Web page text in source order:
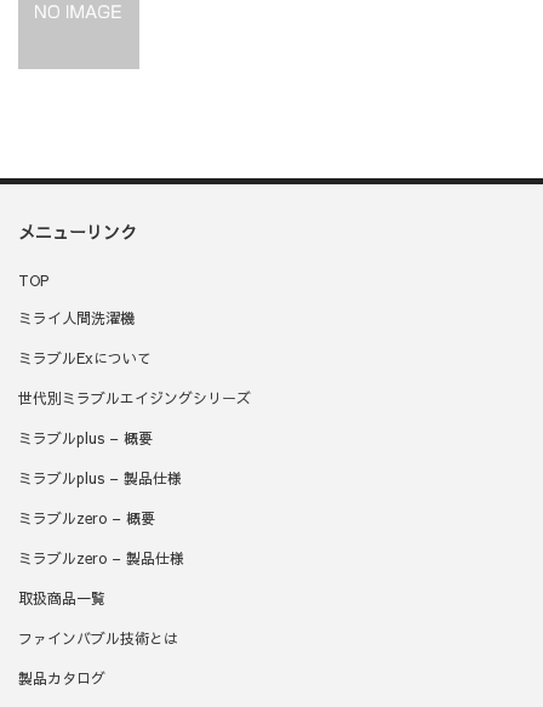
メニューリンク
TOP
ミライ人間洗濯機
ミラブルExについて
世代別ミラブルエイジングシリーズ
ミラブルplus – 概要
ミラブルplus – 製品仕様
ミラブルzero – 概要
ミラブルzero – 製品仕様
取扱商品一覧
ファインバブル技術とは
製品カタログ